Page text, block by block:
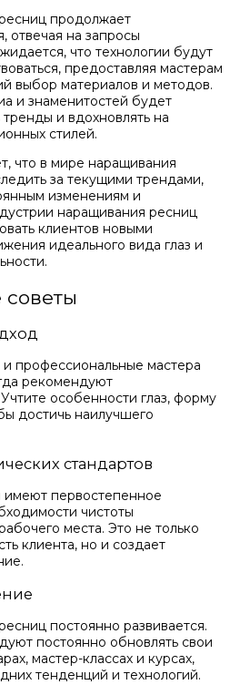
продолжает
отвечая на запросы
что технологии будут
предоставляя мастерам
выбор материалов и методов.
и знаменитостей будет
и вдохновлять на
стилей.
что в мире наращивания
за текущими трендами,
изменениям и
наращивания ресниц
клиентов новыми
идеального вида глаз и
профессиональные мастера
рекомендуют
особенности глаз, форму
достичь наилучшего
стандартов
имеют первостепенное
чистоты
места. Это не только
клиента, но и создает
постоянно развивается.
постоянно обновлять свои
мастер-классах и курсах,
тенденций и технологий.